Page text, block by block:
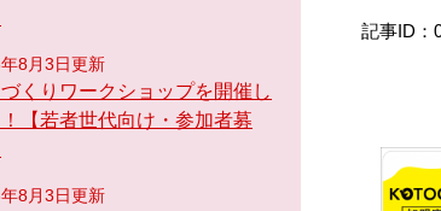
記事ID：
8月3日更新
づくりワークショップを開催し
！【若者世代向け・参加者募
8月3日更新